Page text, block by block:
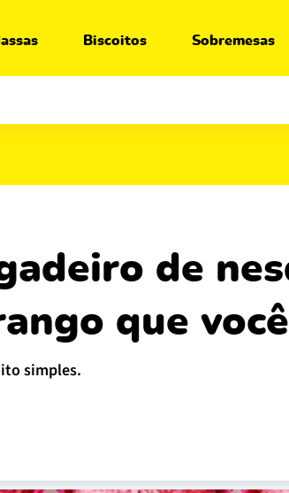
Biscoitos Sobremesas
que
simples.